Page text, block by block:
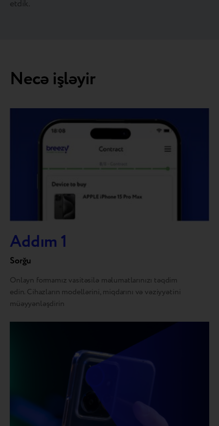
etdik.
Necə işləyir
Addım 1
Sorğu
Onlayn formamız vasitəsilə məlumatlarınızı təqdim
edin. Cihazların modellərini, miqdarını və vəziyyətini
müəyyənləşdirin